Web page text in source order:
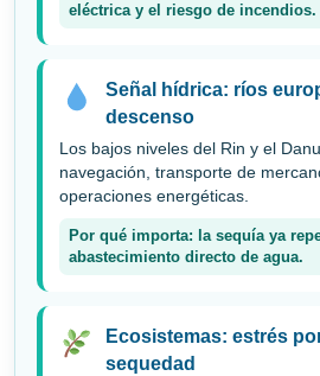
eléctrica y el riesgo de incendios.
Señal hídrica: ríos
descenso
Los bajos niveles del Rin y el
navegación, transporte de
operaciones energéticas.
Por qué importa: la sequía ya
abastecimiento directo de agua.
Ecosistemas: estrés
sequedad